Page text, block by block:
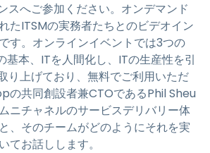
スへご参加ください。オンデマンド
たITSMの実務者たちとのビデオイン
す。オンラインイベントでは3つの
基本、ITを人間化し、ITの生産性を引
り上げており、無料でご利用いただ
の共同創設者兼CTOであるPhil Sheu
ニチャネルのサービスデリバリー体
、そのチームがどのようにそれを実
てお話しします。